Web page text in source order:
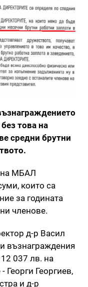
това на
средни брутни
на МБАЛ
които са
за годината
членове.
д-р Васил
възнаграждения
037 лв. на
Георги Георгиев,
и д-р